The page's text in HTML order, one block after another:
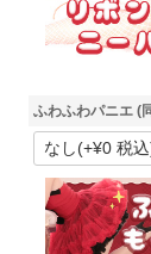
ふわふわパニエ (